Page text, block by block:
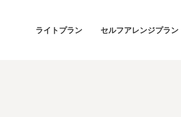
ライトプラン セルフアレンジプラン